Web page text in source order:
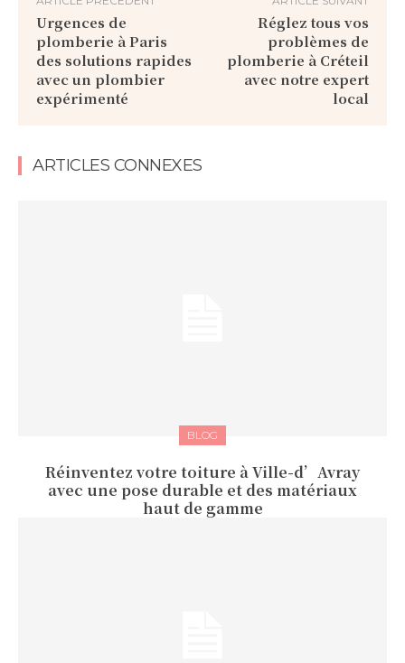
Urgences de
plomberie à Paris
des solutions rapides
avec un plombier
expérimenté
Réglez tous vos
problèmes de
plomberie à Créteil
avec notre expert
local
ARTICLES CONNEXES
BLOG
Réinventez votre toiture à Ville-d’Avray
avec une pose durable et des matériaux
haut de gamme